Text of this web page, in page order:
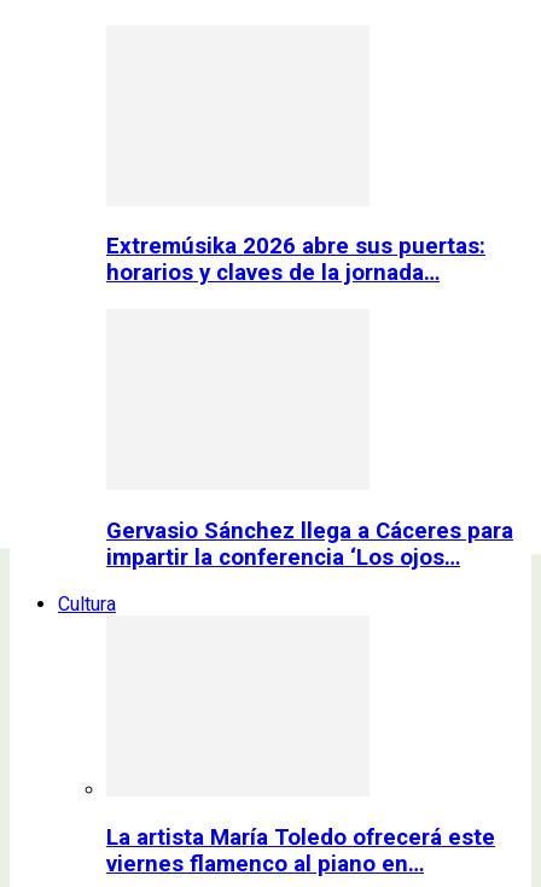
Extremúsika 2026 abre sus puertas:
horarios y claves de la jornada…
Gervasio Sánchez llega a Cáceres para
impartir la conferencia ‘Los ojos…
Cultura
La artista María Toledo ofrecerá este
viernes flamenco al piano en…